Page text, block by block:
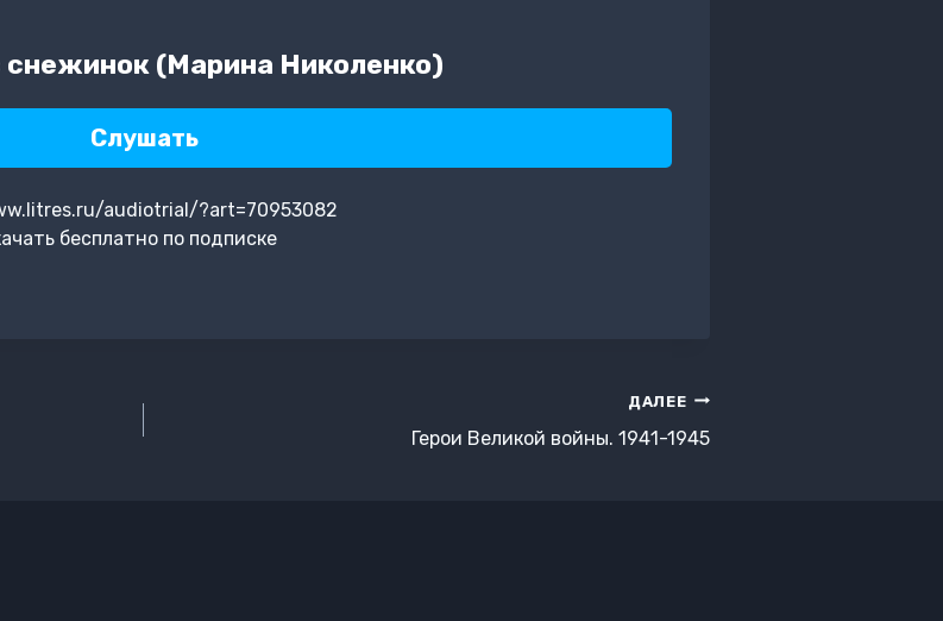
снежинок (Марина Николенко)
Слушать
audiotrial/?art=70953082
бесплатно по подписке
ДАЛЕЕ
Герои Великой войны. 1941-1945